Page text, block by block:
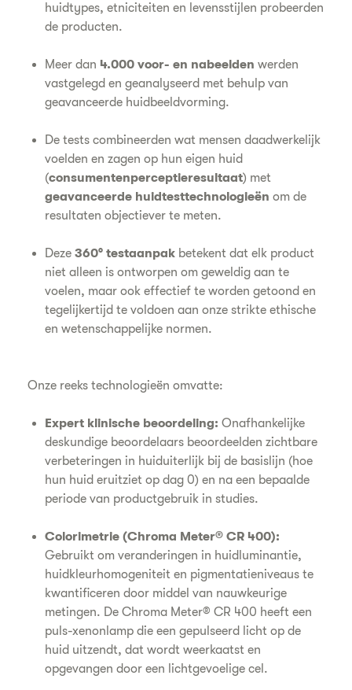
huidtypes, etniciteiten en levensstijlen probeerden
de producten.
Meer dan 4.000 voor- en nabeelden werden
vastgelegd en geanalyseerd met behulp van
geavanceerde huidbeeldvorming.
De tests combineerden wat mensen daadwerkelijk
voelden en zagen op hun eigen huid
(consumentenperceptieresultaat) met
geavanceerde huidtesttechnologieën om de
resultaten objectiever te meten.
Deze360° testaanpak betekent dat elk product
niet alleen is ontworpen om geweldig aan te
voelen, maar ook effectief te worden getoond en
tegelijkertijd te voldoen aan onze strikte ethische
en wetenschappelijke normen.
Onze reeks technologieën omvatte:
Expert klinische beoordeling: Onafhankelijke
deskundige beoordelaars beoordeelden zichtbare
verbeteringen in huiduiterlijk bij de basislijn (hoe
hun huid eruitziet op dag 0) en na een bepaalde
periode van productgebruik in studies.
Colorimetrie (Chroma Meter® CR 400):
Gebruikt om veranderingen in huidluminantie,
huidkleurhomogeniteit en pigmentatieniveaus te
kwantificeren door middel van nauwkeurige
metingen. De Chroma Meter® CR 400 heeft een
puls-xenonlamp die een gepulseerd licht op de
huid uitzendt, dat wordt weerkaatst en
opgevangen door een lichtgevoelige cel.